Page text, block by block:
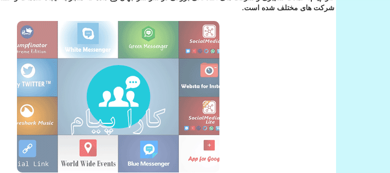
شركت های مختلف شده است.